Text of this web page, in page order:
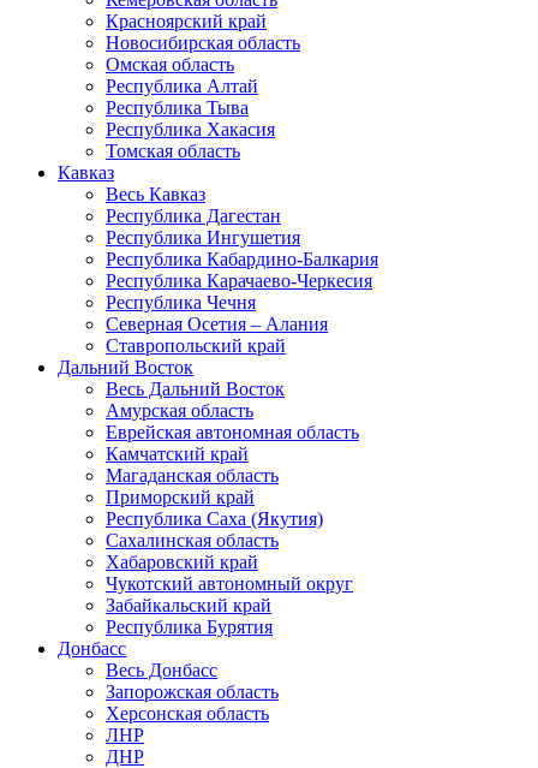
Красноярский край
Новосибирская область
Омская область
Республика Алтай
Республика Тыва
Республика Хакасия
Томская область
Кавказ
Весь Кавказ
Республика Дагестан
Республика Ингушетия
Республика Кабардино-Балкария
Республика Карачаево-Черкесия
Республика Чечня
Северная Осетия – Алания
Ставропольский край
Дальний Восток
Весь Дальний Восток
Амурская область
Еврейская автономная область
Камчатский край
Магаданская область
Приморский край
Республика Саха (Якутия)
Сахалинская область
Хабаровский край
Чукотский автономный округ
Забайкальский край
Республика Бурятия
Донбасс
Весь Донбасс
Запорожская область
Херсонская область
ЛНР
ДНР